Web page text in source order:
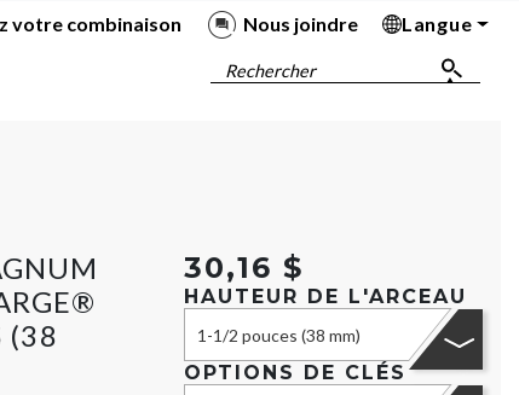
votre combinaison Nous joindre
Langue
Rechercher
(38
30,16 $
HAUTEUR DE L'ARCEAU
1-1/2 pouces (38 mm)
OPTIONS DE CLÉS